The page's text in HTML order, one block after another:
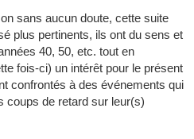
sans aucun doute, cette suite
plus pertinents, ils ont du sens et
40, 50, etc. tout en
fois-ci) un intérêt pour le présent
confrontés à des événements qui
coups de retard sur leur(s)